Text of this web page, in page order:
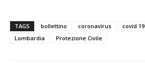
TAGS bollettino coronavirus covid 19
Lombardia
Protezione Civile